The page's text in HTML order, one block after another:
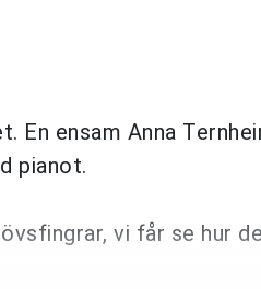
ensam Anna
pianot.
vi får se hur